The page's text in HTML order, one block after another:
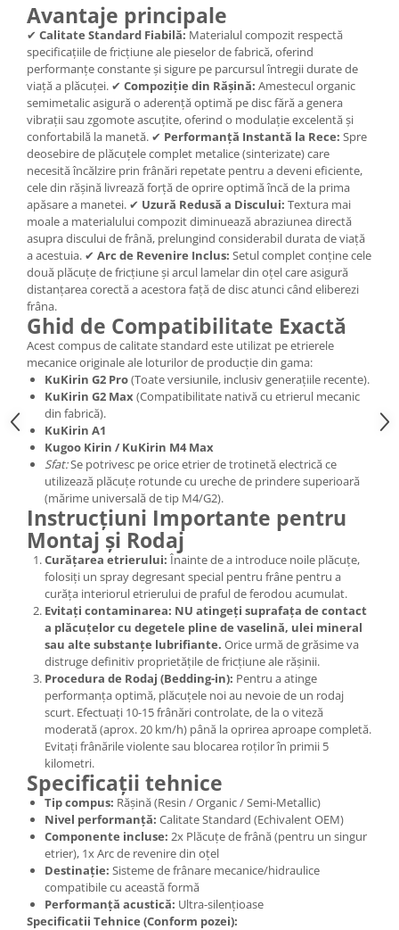
tbi?
forceOriginalForEdit=1&preview=00681
Avantaje principale
✔ Calitate Standard Fiabilă: Materialul compozit respectă
specificațiile de fricțiune ale pieselor de fabrică, oferind
performanțe constante și sigure pe parcursul întregii durate de
viață a plăcuței. ✔ Compoziție din Rășină: Amestecul organic
semimetalic asigură o aderență optimă pe disc fără a genera
vibrații sau zgomote ascuțite, oferind o modulație excelentă și
confortabilă la manetă. ✔ Performanță Instantă la Rece: Spre
deosebire de plăcuțele complet metalice (sinterizate) care
necesită încălzire prin frânări repetate pentru a deveni eficiente,
cele din rășină livrează forță de oprire optimă încă de la prima
apăsare a manetei. ✔ Uzură Redusă a Discului: Textura mai
moale a materialului compozit diminuează abraziunea directă
asupra discului de frână, prelungind considerabil durata de viață
a acestuia. ✔ Arc de Revenire Inclus: Setul complet conține cele
două plăcuțe de fricțiune și arcul lamelar din oțel care asigură
distanțarea corectă a acestora față de disc atunci când eliberezi
frâna.
Ghid de Compatibilitate Exactă
Acest compus de calitate standard este utilizat pe etrierele
mecanice originale ale loturilor de producție din gama:
KuKirin G2 Pro(Toate versiunile, inclusiv generațiile recente).
KuKirin G2 Max(Compatibilitate nativă cu etrierul mecanic
din fabrică).
KuKirin A1
Kugoo Kirin / KuKirin M4 Max
Sfat:Se potrivesc pe orice etrier de trotinetă electrică ce
utilizează plăcuțe rotunde cu ureche de prindere superioară
(mărime universală de tip M4/G2).
Instrucțiuni Importante pentru
Montaj și Rodaj
Curățarea etrierului: Înainte de a introduce noile plăcuțe,
folosiți un spray degresant special pentru frâne pentru a
curăța interiorul etrierului de praful de ferodou acumulat.
Evitați contaminarea: NU atingeți suprafața de contact
a plăcuțelor cu degetele pline de vaselină, ulei mineral
sau alte substanțe lubrifiante. Orice urmă de grăsime va
distruge definitiv proprietățile de fricțiune ale rășinii.
Procedura de Rodaj (Bedding-in): Pentru a atinge
performanța optimă, plăcuțele noi au nevoie de un rodaj
scurt. Efectuați 10-15 frânări controlate, de la o viteză
moderată (aprox. 20 km/h) până la oprirea aproape completă.
Evitați frânările violente sau blocarea roților în primii 5
kilometri.
Specificații tehnice
Tip compus: Rășină (Resin / Organic / Semi-Metallic)
Nivel performanță: Calitate Standard (Echivalent OEM)
Componente incluse: 2x Plăcuțe de frână (pentru un singur
etrier), 1x Arc de revenire din oțel
Destinație: Sisteme de frânare mecanice/hidraulice
compatibile cu această formă
Performanță acustică: Ultra-silențioase
Specificatii Tehnice (Conform pozei):